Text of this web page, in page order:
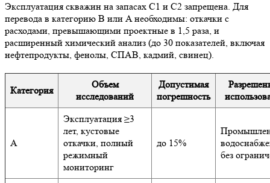
Эксплуатация скважин на запасах C1 и C2 запрещена. Для
перевода в категорию B или A необходимы: откачки с
расходами, превышающими проектные в 1,5 раза, и
расширенный химический анализ (до 30 показателей, включая
нефтепродукты, фенолы, СПАВ, кадмий, свинец).
Категория
Объем
исследований
Допустимая
погрешность
A
Эксплуатация ≥3
лет, кустовые
откачки, полный
режимный
мониторинг
до 15%
без